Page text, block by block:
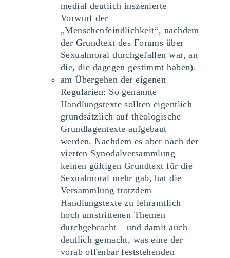
medial deutlich inszenierte
Vorwurf der
„Menschenfeindlichkeit“, nachdem
der Grundtext des Forums über
Sexualmoral durchgefallen war, an
die, die dagegen gestimmt haben).
am Übergehen der eigenen
Regularien: So genannte
Handlungstexte sollten eigentlich
grundsätzlich auf theologische
Grundlagentexte aufgebaut
werden. Nachdem es aber nach der
vierten Synodalversammlung
keinen gültigen Grundtext für die
Sexualmoral mehr gab, hat die
Versammlung trotzdem
Handlungstexte zu lehramtlich
hoch umstrittenen Themen
durchgebracht – und damit auch
deutlich gemacht, was eine der
vorab offenbar feststehenden